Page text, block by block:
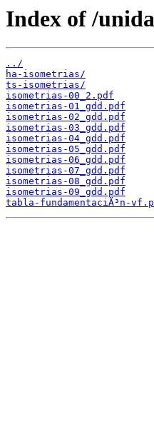
Index of /
../
ha-isometrias/
ts-isometrias/
isometrias-00_2.pdf
isometrias-01_gdd.pdf
isometrias-02_gdd.pdf
isometrias-03_gdd.pdf
isometrias-04_gdd.pdf
isometrias-05_gdd.pdf
isometrias-06_gdd.pdf
isometrias-07_gdd.pdf
isometrias-08_gdd.pdf
isometrias-09_gdd.pdf
tabla-fundamentaciÃ³n-